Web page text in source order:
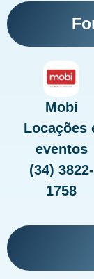
Mobi
Locações
eventos
(34) 3822-
1758